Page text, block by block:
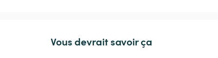
Vous devrait savoir ça